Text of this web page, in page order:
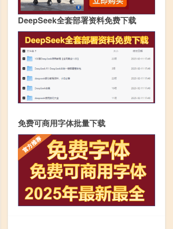
DeepSeek全套部署资料免费下载
免费可商用字体批量下载